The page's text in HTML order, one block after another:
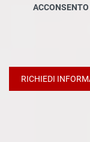
ACCONSENTO